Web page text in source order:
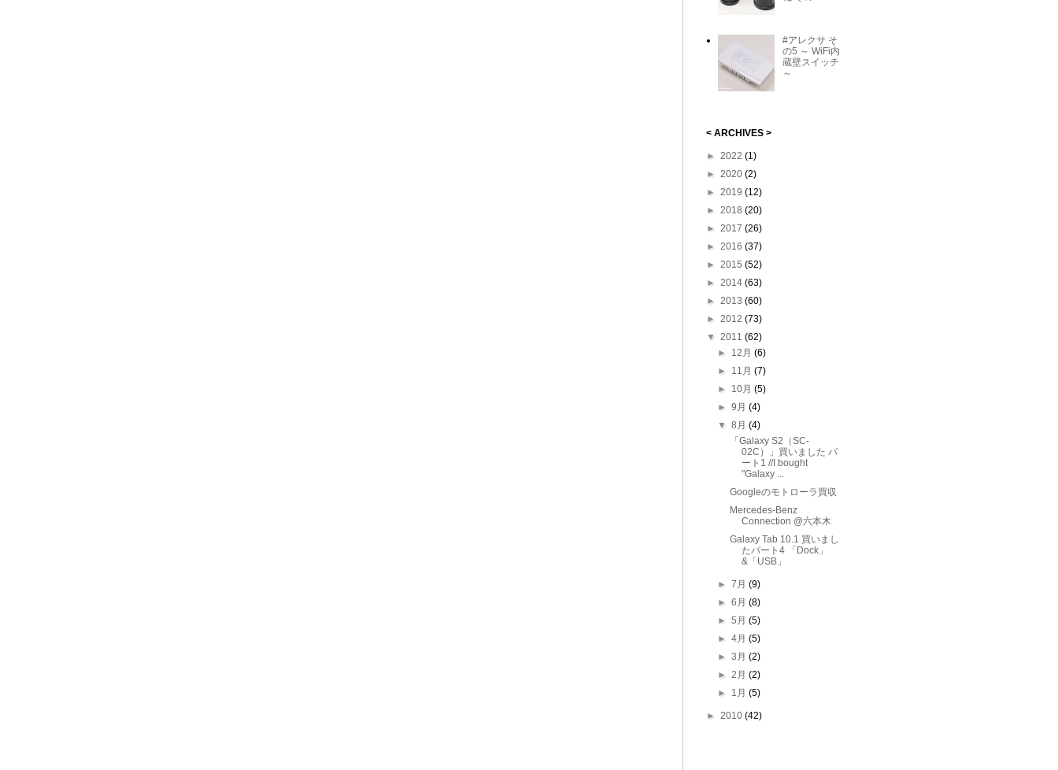
#アレクサ そ
の5 ～ WiFi内
蔵壁スイッチ
～
< ARCHIVES >
► 2022 (1)
► 2020 (2)
► 2019 (12)
► 2018 (20)
► 2017 (26)
► 2016 (37)
► 2015 (52)
► 2014 (63)
► 2013 (60)
► 2012 (73)
▼ 2011 (62)
► 12月(6)
► 11月(7)
► 10月(5)
►9月(4)
▼8月(4)
「Galaxy S2（SC-
02C）」買いました パ
ート1 //I bought
"Galaxy ...
Googleのモトローラ買収
Mercedes-Benz
Connection @六本木
Galaxy Tab 10.1 買いまし
たパート4 「Dock」
&「USB」
►7月(9)
►6月(8)
►5月(5)
►4月(5)
►3月(2)
►2月(2)
► 1月(5)
► 2010 (42)